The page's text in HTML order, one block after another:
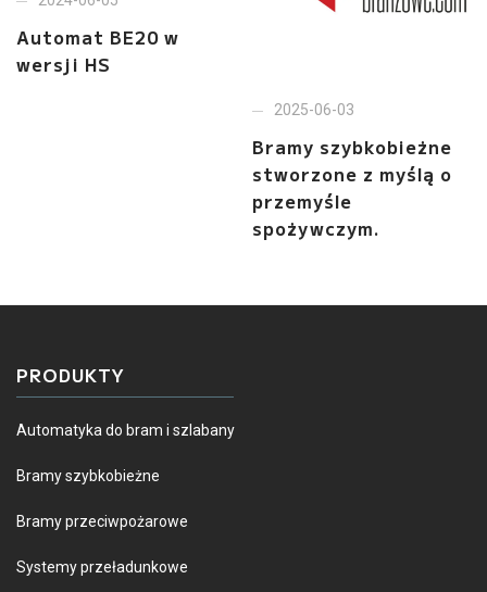
Automat BE20 w
wersji HS
2025-06-03
Bramy szybkobieżne
stworzone z myślą o
przemyśle
spożywczym.
PRODUKTY
Automatyka do bram i szlabany
Bramy szybkobieżne
Bramy przeciwpożarowe
Systemy przeładunkowe